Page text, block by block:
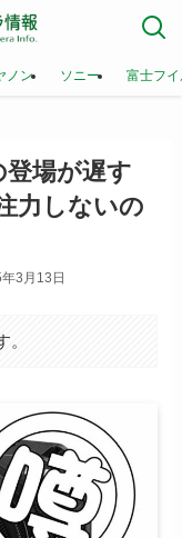
ノン ソニー 富士フ
場が遅す
力しないの
3月13日